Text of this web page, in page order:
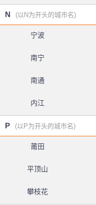
N (以N为开头的城市名)
宁波
南宁
南通
内江
P (以P为开头的城市名)
莆田
平顶山
攀枝花